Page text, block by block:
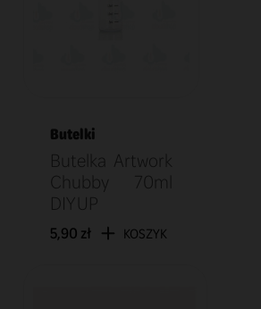
Butelki
Butelka Artwork
Chubby 70ml
DIY UP
5,90 zł KOSZYK